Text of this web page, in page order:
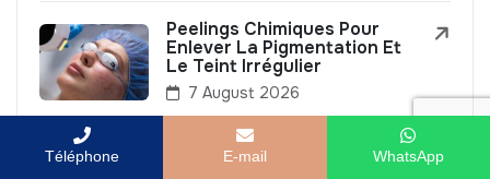
Peelings Chimiques Pour
Enlever La Pigmentation Et
Le Teint Irrégulier
7 August 2026
Téléphone E-mail WhatsApp